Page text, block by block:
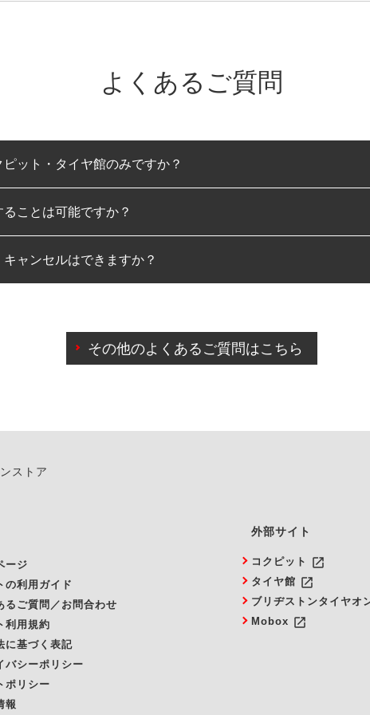
よくあるご質問
ット・タイヤ館のみですか？
のみとなります。
ことは可能ですか？
は可能です。
ャンセルはできますか？
由によりご予約のキャンセルをご希望の際は、直接ご予約いた
その他のよくあるご質問はこちら
ストア
ージ
の利用ガイド
るご質問／お問合わせ
利用規約
に基づく表記
バシーポリシー
ポリシー
報
外部サイト
コクピット launch
タイヤ館 launch
ブリヂストンタイヤオ
Mobox launch